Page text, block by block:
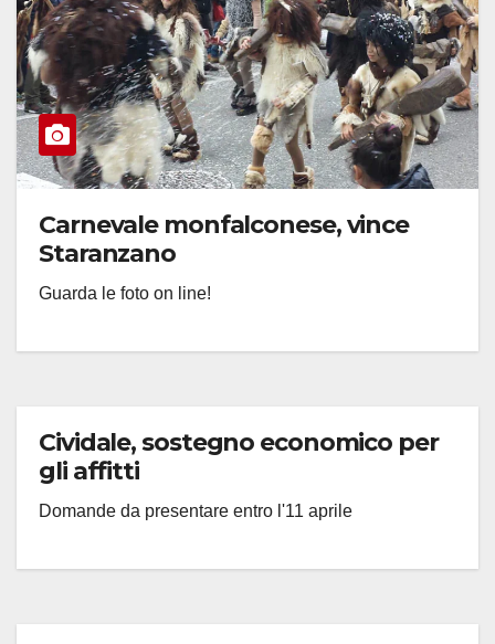
Carnevale monfalconese, vince
Staranzano
Guarda le foto on line!
Cividale, sostegno economico per
gli affitti
Domande da presentare entro l'11 aprile